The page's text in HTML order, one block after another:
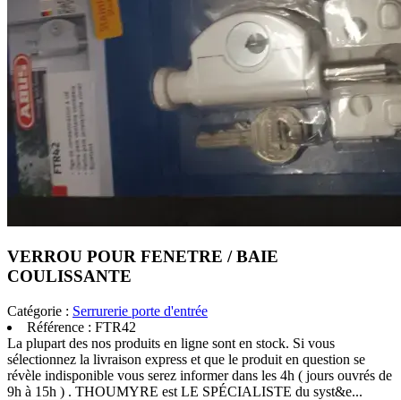
VERROU POUR FENETRE / BAIE
COULISSANTE
Catégorie : Serrurerie porte d'entrée
Référence : FTR42
La plupart des nos produits en ligne sont en stock. Si vous
sélectionnez la livraison express et que le produit en question se
révèle indisponible vous serez informer dans les 4h ( jours ouvrés de
9h à 15h ) . THOUMYRE est LE SPÉCIALISTE du syst&e...